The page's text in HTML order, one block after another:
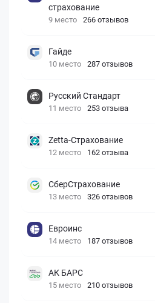
страхование
9 место 266 отзывов
Гайде
10 место 287 отзывов
Русский Стандарт
11 место 253 отзыва
Zetta-Страхование
12 место 162 отзыва
СберСтрахование
13 место 326 отзывов
Евроинс
14 место 187 отзывов
АК БАРС
15 место 210 отзывов